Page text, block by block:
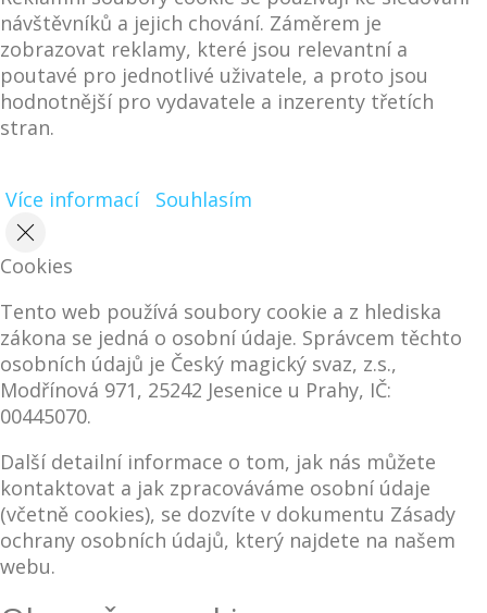
návštěvníků a jejich chování. Záměrem je
zobrazovat reklamy, které jsou relevantní a
poutavé pro jednotlivé uživatele, a proto jsou
hodnotnější pro vydavatele a inzerenty třetích
stran.
Více informací Souhlasím
Cookies
Tento web používá soubory cookie a z hlediska
zákona se jedná o osobní údaje. Správcem těchto
osobních údajů je Český magický svaz, z.s.,
Modřínová 971, 25242 Jesenice u Prahy, IČ:
00445070.
Další detailní informace o tom, jak nás můžete
kontaktovat a jak zpracováváme osobní údaje
(včetně cookies), se dozvíte v dokumentu Zásady
ochrany osobních údajů, který najdete na našem
webu.